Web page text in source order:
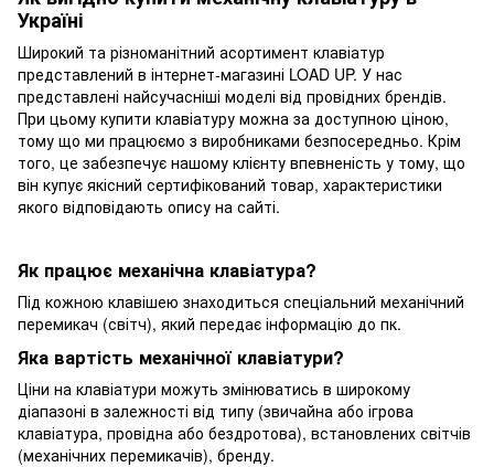
Україні
Широкий та різноманітний асортимент клавіатур
представлений в інтернет-магазині LOAD UP. У нас
представлені найсучасніші моделі від провідних брендів.
При цьому купити клавіатуру можна за доступною ціною,
тому що ми працюємо з виробниками безпосередньо. Крім
того, це забезпечує нашому клієнту впевненість у тому, що
він купує якісний сертифікований товар, характеристики
якого відповідають опису на сайті.
Як працює механічна клавіатура?
Під кожною клавішею знаходиться спеціальний механічний
перемикач (світч), який передає інформацію до пк.
Яка вартість механічної клавіатури?
Ціни на клавіатури можуть змінюватись в широкому
діапазоні в залежності від типу (звичайна або ігрова
клавіатура, провідна або бездротова), встановлених світчів
(механічних перемикачів), бренду.